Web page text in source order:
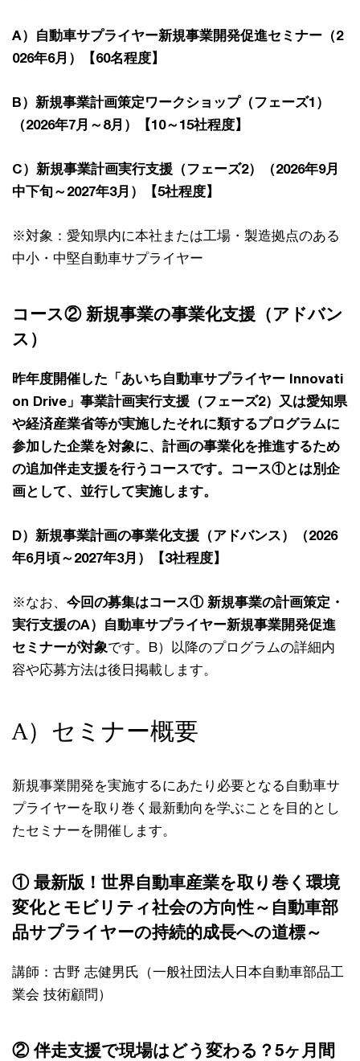
A）自動車サプライヤー新規事業開発促進セミナー（2
026年6月）【60名程度】
B）新規事業計画策定ワークショップ（フェーズ1）
（2026年7月～8月）【10～15社程度】
C）新規事業計画実行支援（フェーズ2）（2026年9月
中下旬～2027年3月）【5社程度】
※対象：愛知県内に本社または工場・製造拠点のある
中小・中堅自動車サプライヤー
コース② 新規事業の事業化支援（アドバン
ス）
昨年度開催した「あいち自動車サプライヤー Innovati
on Drive」事業計画実行支援（フェーズ2）又は愛知県
や経済産業省等が実施したそれに類するプログラムに
参加した企業を対象に、計画の事業化を推進するため
の追加伴走支援を行うコースです。コース①とは別企
画として、並行して実施します。
D）新規事業計画の事業化支援（アドバンス）（2026
年6月頃～2027年3月）【3社程度】
※なお、 今回の募集はコース① 新規事業の計画策定・
実行支援のA）自動車サプライヤー新規事業開発促進
セミナーが対象です。B）以降のプログラムの詳細内
容や応募方法は後日掲載します。
A）セミナー概要
新規事業開発を実施するにあたり必要となる自動車サ
プライヤーを取り巻く最新動向を学ぶことを目的とし
たセミナーを開催します。
① 最新版！世界自動車産業を取り巻く環境
変化とモビリティ社会の方向性～自動車部
品サプライヤーの持続的成長への道標～
講師：古野 志健男氏（一般社団法人日本自動車部品工
業会 技術顧問）
② 伴走支援で現場はどう変わる？5ヶ月間